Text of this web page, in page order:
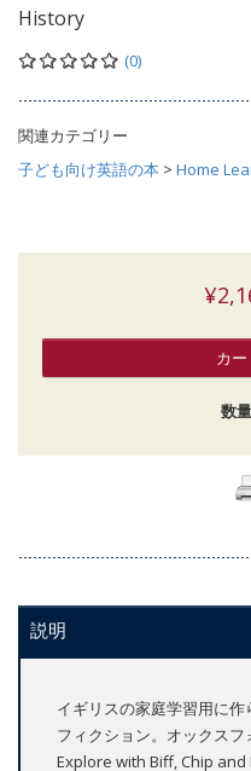
History
(0)
関連カテゴリー
子ども向け英語の本 > Home
カ
数量
説明
イギリスの家庭学習用に作
フィクション。オックス
Explore with Biff, Chip